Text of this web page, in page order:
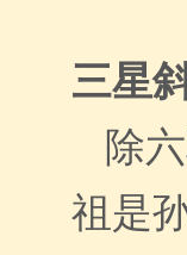
三星
除
祖是